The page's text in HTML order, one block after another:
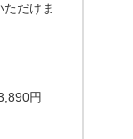
だけま
円